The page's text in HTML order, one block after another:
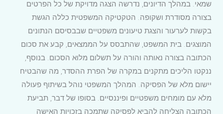
שמאי. במהלך הדיונים, נדרשה הצגה מדויקת של כל הפרטים
בצורה מסודרת ושקופה. הטקטיקה המשפטית כללה הגשת
בקשות לערעור והצגת טיעונים משפטיים שבבסיסם הנתונים
המוצגים. בית המשפט, שהתבסס על הממצאים, קבע את סכום
הכתובה בצורה נאותה והורה על תשלום מלוא הסכום. בנוסף,
ננקטו הליכים מתקנים במקרה של הפרת ההסדר, מה שהבטיח
יישום מלא של הפסיקה. המהלך המשפטי נוהל בשיתוף פעולה
מלא עם מומחים משפטיים ופיננסיים. בסופו של דבר, תביעת
הכתובה הצליחה להביא לפסיקה שתמכה בזכויות האישה